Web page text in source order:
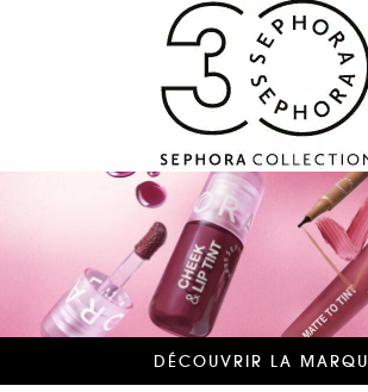
DÉCOUVRIR LA